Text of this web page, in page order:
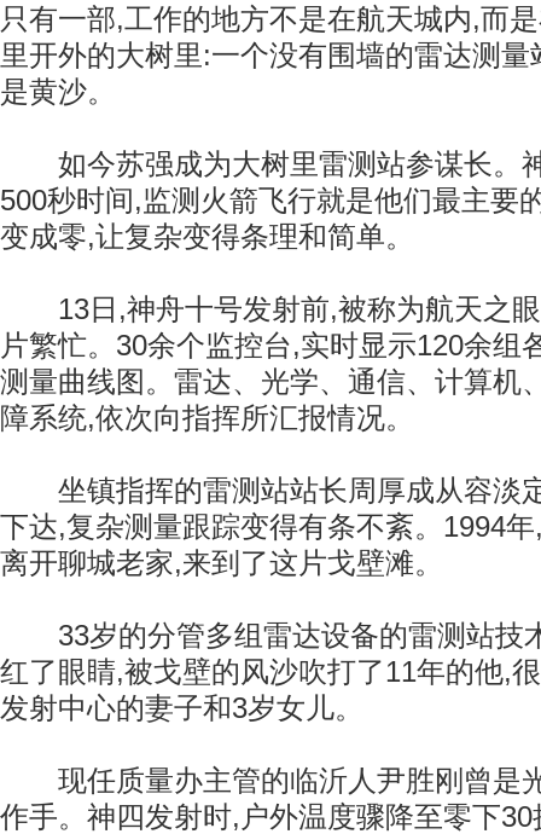
只有一部,工作的地方不是在航天城内,而
里开外的大树里:一个没有围墙的雷达测
是黄沙。
如今苏强成为大树里雷测站参谋长。
500秒时间,监测火箭飞行就是他们最主要
变成零,让复杂变得条理和简单。
13日,神舟十号发射前,被称为航天之眼
片繁忙。30余个监控台,实时显示120余组
测量曲线图。雷达、光学、通信、计算机
障系统,依次向指挥所汇报情况。
坐镇指挥的雷测站站长周厚成从容淡
下达,复杂测量跟踪变得有条不紊。1994
离开聊城老家,来到了这片戈壁滩。
33岁的分管多组雷达设备的雷测站技
红了眼睛,被戈壁的风沙吹打了11年的他,
发射中心的妻子和3岁女儿。
现任质量办主管的临沂人尹胜刚曾是
作手。神四发射时,户外温度骤降至零下